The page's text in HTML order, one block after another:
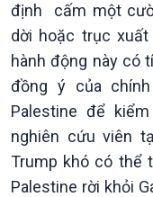
Tài nguyên và Môi
Chuyên gia của bạn
Xã hội chuyển động
Bước chân đến trường
định cấm một
dời hoặc trục
hành động này có
đồng ý của
Palestine để
nghiên cứu viên
Trump khó có thể
Palestine rời khỏi